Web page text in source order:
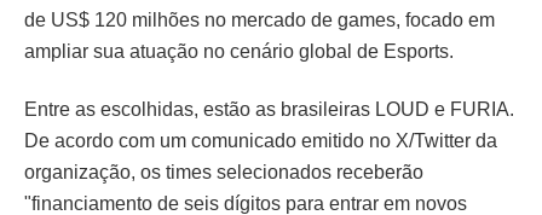
de US$ 120 milhões no mercado de games, focado em
ampliar sua atuação no cenário global de Esports.
Entre as escolhidas, estão as brasileiras LOUD e FURIA.
De acordo com um comunicado emitido no X/Twitter da
organização, os times selecionados receberão
"financiamento de seis dígitos para entrar em novos